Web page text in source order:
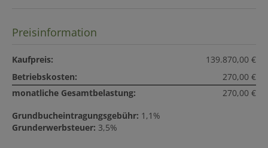
Preisinformation
Kaufpreis:
139.870,00 €
Betriebskosten:
270,00 €
monatliche Gesamtbelastung:
270,00 €
Grundbucheintragungsgebühr: 1,1%
Grunderwerbsteuer: 3,5%